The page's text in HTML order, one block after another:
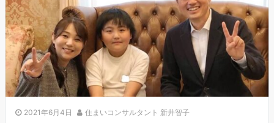
2021年6月4日 住まいコンサルタント 新井智子